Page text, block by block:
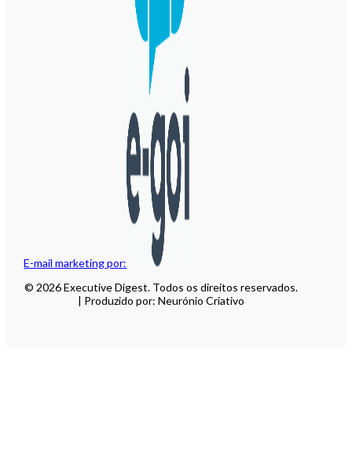
E-mail marketing por:
© 2026 Executive Digest. Todos os direitos reservados.
| Produzido por: Neurónio Criativo